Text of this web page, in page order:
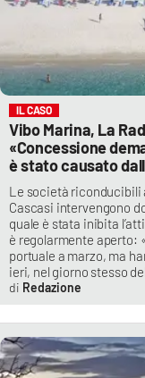
IL CASO
Vibo Marina, La
«Concessione
è stato causato
Le società riconducibili
Cascasi intervengono
quale è stata inibita
è regolarmente aperto:
portuale a marzo, ma
ieri, nel giorno stesso
Redazione